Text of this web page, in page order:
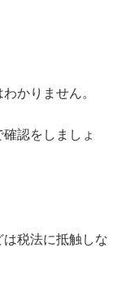
かりません。
認をしましょ
税法に抵触しな